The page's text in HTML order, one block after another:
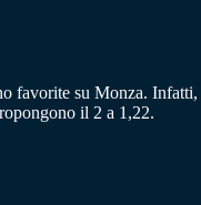
favorite su Monza. Infatti,
il 2 a 1,22.